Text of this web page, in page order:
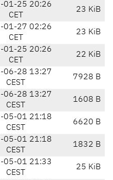
01-25 20:26
CET
23 KiB
01-27 02:26
CET
23 KiB
01-25 20:26
CET
22 KiB
06-28 13:27
CEST
7928 B
06-28 13:27
CEST
1608 B
05-01 21:18
CEST
6620 B
05-01 21:18
CEST
1832 B
05-01 21:33
CEST
25 KiB